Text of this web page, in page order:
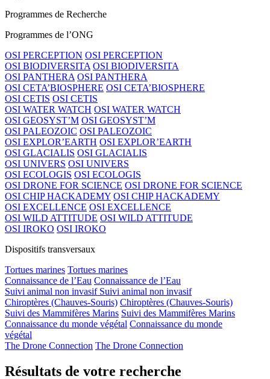
Programmes de Recherche
Programmes de l’ONG
OSI PERCEPTION OSI PERCEPTION
OSI BIODIVERSITA OSI BIODIVERSITA
OSI PANTHERA OSI PANTHERA
OSI CETA’BIOSPHERE OSI CETA’BIOSPHERE
OSI CETIS OSI CETIS
OSI WATER WATCH OSI WATER WATCH
OSI GEOSYST’M OSI GEOSYST’M
OSI PALEOZOIC OSI PALEOZOIC
OSI EXPLOR’EARTH OSI EXPLOR’EARTH
OSI GLACIALIS OSI GLACIALIS
OSI UNIVERS OSI UNIVERS
OSI ECOLOGIS OSI ECOLOGIS
OSI DRONE FOR SCIENCE OSI DRONE FOR SCIENCE
OSI CHIP HACKADEMY OSI CHIP HACKADEMY
OSI EXCELLENCE OSI EXCELLENCE
OSI WILD ATTITUDE OSI WILD ATTITUDE
OSI IROKO OSI IROKO
Dispositifs transversaux
Tortues marines Tortues marines
Connaissance de l’Eau Connaissance de l’Eau
Suivi animal non invasif Suivi animal non invasif
Chiroptères (Chauves-Souris) Chiroptères (Chauves-Souris)
Suivi des Mammifères Marins Suivi des Mammifères Marins
Connaissance du monde végétal Connaissance du monde
végétal
The Drone Connection The Drone Connection
Résultats de votre recherche